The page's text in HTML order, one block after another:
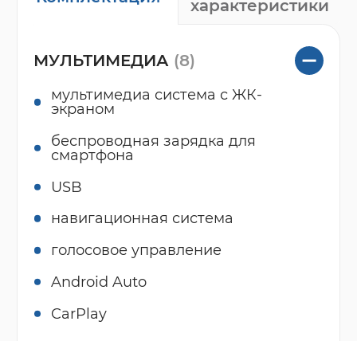
характеристики
МУЛЬТИМЕДИА (8)
мультимедиа система с ЖК-
экраном
беспроводная зарядка для
смартфона
USB
навигационная система
голосовое управление
Android Auto
CarPlay